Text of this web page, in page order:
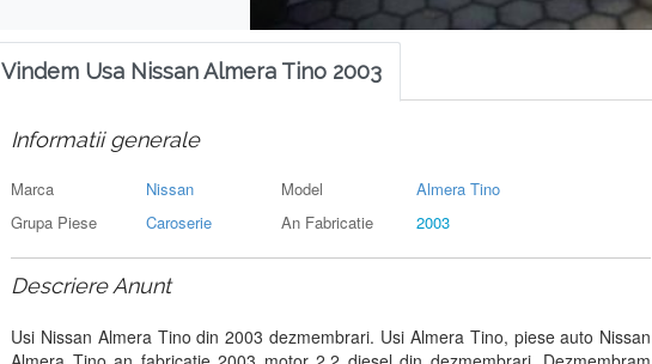
Vindem Usa Nissan Almera Tino 2003
Informatii generale
Marca Nissan Model
Almera Tino
Grupa Piese
Caroserie An Fabricatie 2003
Descriere Anunt
Usi Nissan Almera Tino din 2003 dezmembrari. Usi Almera Tino, piese auto Nissan